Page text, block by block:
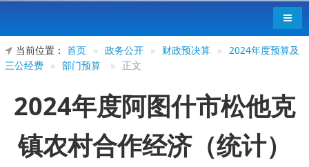
导航
当前位置： 首页 » 政务公开 » 财政预决算 »
2024年度预算及
三公经费 » 部门预算 » 正文
2024年度阿图什市松他克
镇农村合作经济（统计）